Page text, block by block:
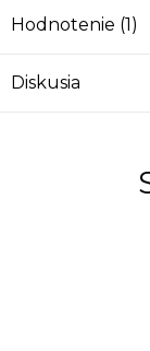
Hodnotenie (1)
Diskusia